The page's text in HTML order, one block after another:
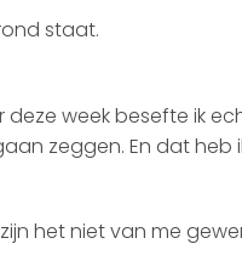
staat.
deze week besefte ik
zeggen. En dat heb
het niet van me